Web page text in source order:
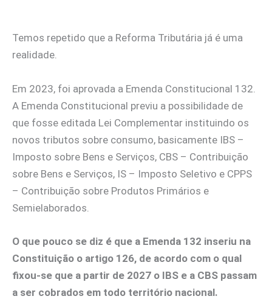
Temos repetido que a Reforma Tributária já é uma
realidade.
Em 2023, foi aprovada a Emenda Constitucional 132.
A Emenda Constitucional previu a possibilidade de
que fosse editada Lei Complementar instituindo os
novos tributos sobre consumo, basicamente IBS –
Imposto sobre Bens e Serviços, CBS – Contribuição
sobre Bens e Serviços, IS – Imposto Seletivo e CPPS
– Contribuição sobre Produtos Primários e
Semielaborados.
O que pouco se diz é que a Emenda 132 inseriu na
Constituição o artigo 126, de acordo com o qual
fixou-se que a partir de 2027 o IBS e a CBS passam
a ser cobrados em todo território nacional.